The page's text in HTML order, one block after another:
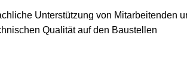
Unterstützung von Mitarbeitenden
Qualität auf den Baustellen